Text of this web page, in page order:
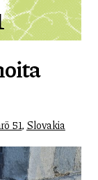
51, Slovakia